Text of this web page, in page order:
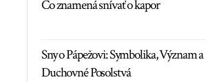
Čo znamená snívať o kapor
Sny o Pápežovi: Symbolika, Význam a
Duchovné Posolstvá